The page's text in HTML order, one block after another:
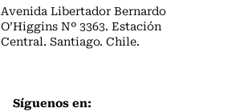
Avenida Libertador Bernardo
O’Higgins Nº 3363. Estación
Central. Santiago. Chile.
Síguenos en: